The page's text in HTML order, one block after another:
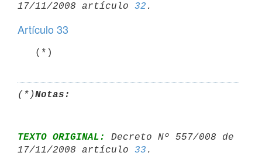
17/11/2008 artículo 32
Artículo 33
   (*)
(*)Notas:
TEXTO ORIGINAL:
Decreto Nº 557/008 de
17/11/2008 artículo 33